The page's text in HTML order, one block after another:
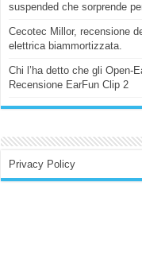
suspended che sorprende
Cecotec Millor, recensione
elettrica biammortizzata.
Chi l’ha detto che gli Open-
Recensione EarFun Clip 2
Privacy Policy